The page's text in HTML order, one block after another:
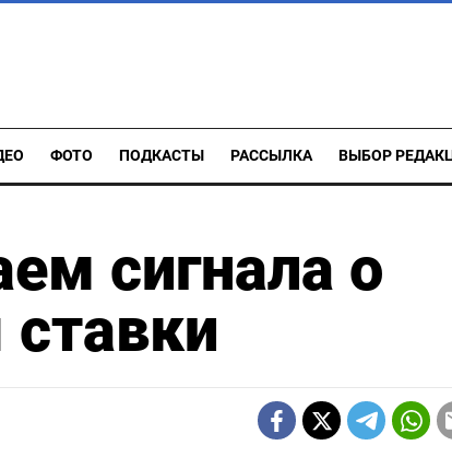
ФОТО ПОДКАСТЫ РАССЫЛКА ВЫБОР
сигнала о